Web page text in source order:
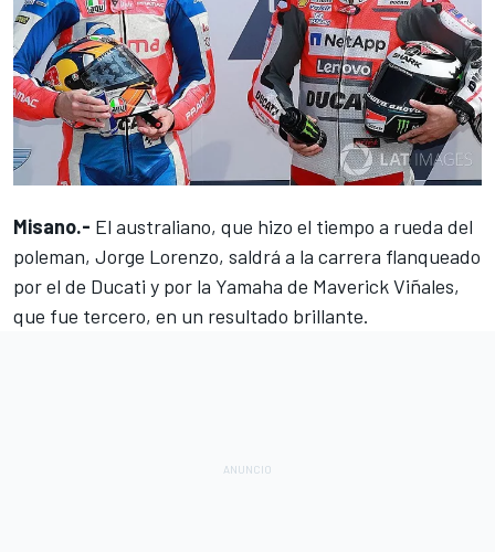
Misano.- El australiano, que hizo el tiempo a rueda del
poleman, Jorge Lorenzo, saldrá a la carrera flanqueado
por el de Ducati y por la Yamaha de Maverick Viñales,
que fue tercero, en un resultado brillante.